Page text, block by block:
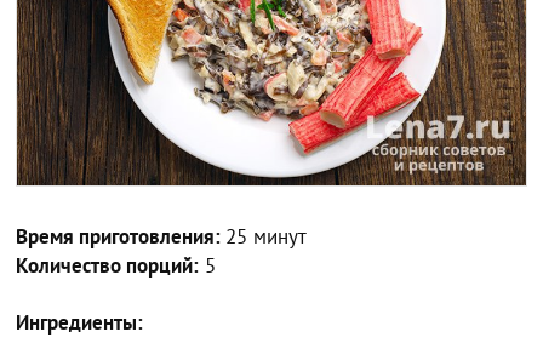
Время приготовления: 25 минут
Количество порций: 5
Ингредиенты: